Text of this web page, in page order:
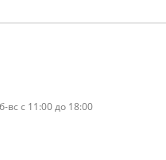
вс с 11:00 до 18:00